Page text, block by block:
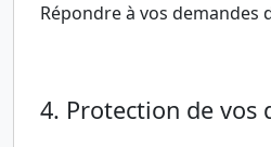
Répondre à vos demandes
4. Protection de vos